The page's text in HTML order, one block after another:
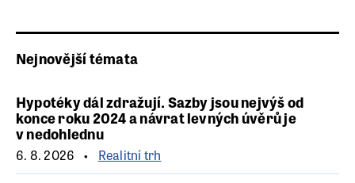
Nejnovější témata
Hypotéky dál zdražují. Sazby jsou nejvýš od
konce roku 2024 a návrat levných úvěrů je
v nedohlednu
6. 8. 2026 Realitní trh